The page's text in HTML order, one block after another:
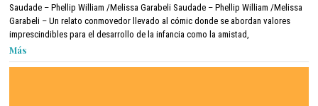
u
n
i
o
7
Saudade – Phellip William /Melissa Garabeli Saudade – Phellip William /Melissa
Garabeli – Un relato conmovedor llevado al cómic donde se abordan valores
imprescindibles para el desarrollo de la infancia como la amistad,
Más